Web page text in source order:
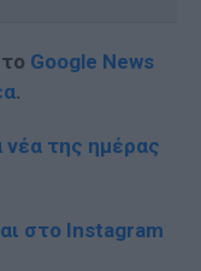
Google News
.
της ημέρας
στο Instagram